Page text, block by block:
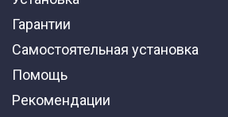
Гарантии
Самостоятельная установка
Помощь
Рекомендации